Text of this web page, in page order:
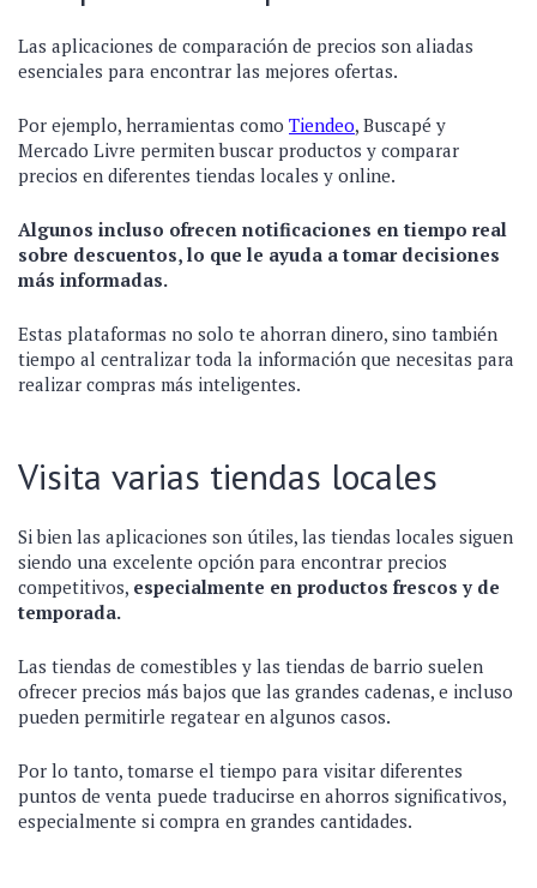
Las aplicaciones de comparación de precios son aliadas
esenciales para encontrar las mejores ofertas.
Por ejemplo, herramientas como Tiendeo, Buscapé y
Mercado Livre permiten buscar productos y comparar
precios en diferentes tiendas locales y online.
Algunos incluso ofrecen notificaciones en tiempo real
sobre descuentos, lo que le ayuda a tomar decisiones
más informadas.
Estas plataformas no solo te ahorran dinero, sino también
tiempo al centralizar toda la información que necesitas para
realizar compras más inteligentes.
Visita varias tiendas locales
Si bien las aplicaciones son útiles, las tiendas locales siguen
siendo una excelente opción para encontrar precios
competitivos, especialmente en productos frescos y de
temporada.
Las tiendas de comestibles y las tiendas de barrio suelen
ofrecer precios más bajos que las grandes cadenas, e incluso
pueden permitirle regatear en algunos casos.
Por lo tanto, tomarse el tiempo para visitar diferentes
puntos de venta puede traducirse en ahorros significativos,
especialmente si compra en grandes cantidades.